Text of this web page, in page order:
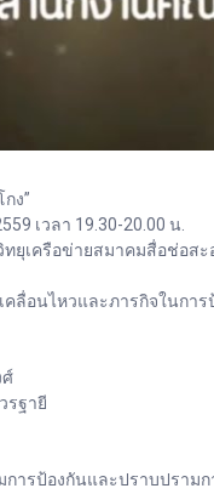
ง”
เวลา 19.30-20.00 น.
ทยุเครือข่ายสมาคมสื่อช่อสะ
ลื่อนไหวและภารกิจในกา
รฐายี
ารป้องกันและปราบปราม